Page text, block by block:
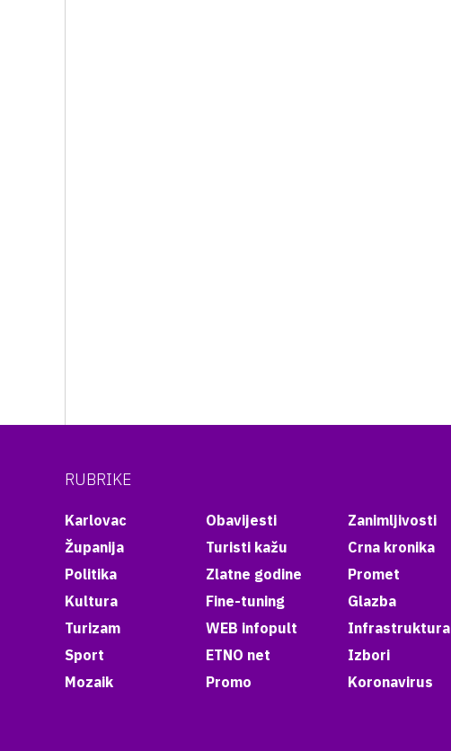
RUBRIKE
Karlovac
Županija
Politika
Kultura
Turizam
Sport
Mozaik
Obavijesti
Turisti kažu
Zlatne godine
Fine-tuning
WEB infopult
ETNO net
Promo
Zanimljivosti
Crna kronika
Promet
Glazba
Infrastruktura
Izbori
Koronavirus